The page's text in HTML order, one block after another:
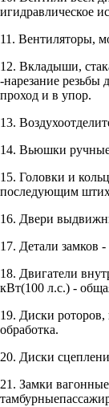
игидравлическое
11. Вентиляторы,
12. Вкладыши,
-нарезание
проход и в упор.
13.
14. Вьюшки ручные
15. Головки и
последующим
16. Двери
17. Детали замков -
18. Двигатели
кВт(100 л.с.) -
19. Диски роторов,
обработка.
20. Диски
21. Замки